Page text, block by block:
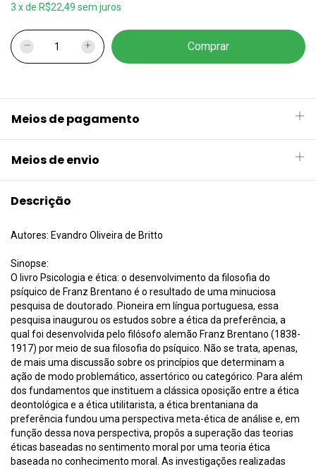
3 xde R$22,49 sem juros
Meios de pagamento
Meios de envio
Descrição
Autores: Evandro Oliveira de Britto
Sinopse:
O livro Psicologia e ética: o desenvolvimento da filosofia do
psíquico de Franz Brentano é o resultado de uma minuciosa
pesquisa de doutorado. Pioneira em língua portuguesa, essa
pesquisa inaugurou os estudos sobre a ética da preferência, a
qual foi desenvolvida pelo filósofo alemão Franz Brentano (1838-
1917) por meio de sua filosofia do psíquico. Não se trata, apenas,
de mais uma discussão sobre os princípios que determinam a
ação de modo problemático, assertórico ou categórico. Para além
dos fundamentos que instituem a clássica oposição entre a ética
deontológica e a ética utilitarista, a ética brentaniana da
preferência fundou uma perspectiva meta-ética de análise e, em
função dessa nova perspectiva, propôs a superação das teorias
éticas baseadas no sentimento moral por uma teoria ética
baseada no conhecimento moral. As investigações realizadas